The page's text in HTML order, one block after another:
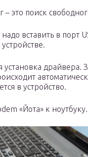
это поиск
вставить в порт
установка драйвера.
в устройство.
«Йота» к ноутбуку.